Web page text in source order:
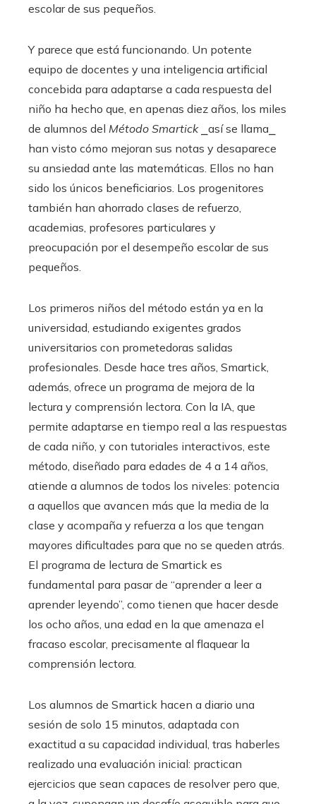
escolar de sus pequeños.
Y parece que está funcionando. Un potente
equipo de docentes y una inteligencia artificial
concebida para adaptarse a cada respuesta del
niño ha hecho que, en apenas diez años, los miles
de alumnos del Método Smartick⎯así se llama⎯
han visto cómo mejoran sus notas y desaparece
su ansiedad ante las matemáticas. Ellos no han
sido los únicos beneficiarios. Los progenitores
también han ahorrado clases de refuerzo,
academias, profesores particulares y
preocupación por el desempeño escolar de sus
pequeños.
Los primeros niños del método están ya en la
universidad, estudiando exigentes grados
universitarios con prometedoras salidas
profesionales. Desde hace tres años, Smartick,
además, ofrece un programa de mejora de la
lectura y comprensión lectora. Con la IA, que
permite adaptarse en tiempo real a las respuestas
de cada niño, y con tutoriales interactivos, este
método, diseñado para edades de 4 a 14 años,
atiende a alumnos de todos los niveles: potencia
a aquellos que avancen más que la media de la
clase y acompaña y refuerza a los que tengan
mayores dificultades para que no se queden atrás.
El programa de lectura de Smartick es
fundamental para pasar de “aprender a leer a
aprender leyendo”, como tienen que hacer desde
los ocho años, una edad en la que amenaza el
fracaso escolar, precisamente al flaquear la
comprensión lectora.
Los alumnos de Smartick hacen a diario una
sesión de solo 15 minutos, adaptada con
exactitud a su capacidad individual, tras haberles
realizado una evaluación inicial: practican
ejercicios que sean capaces de resolver pero que,